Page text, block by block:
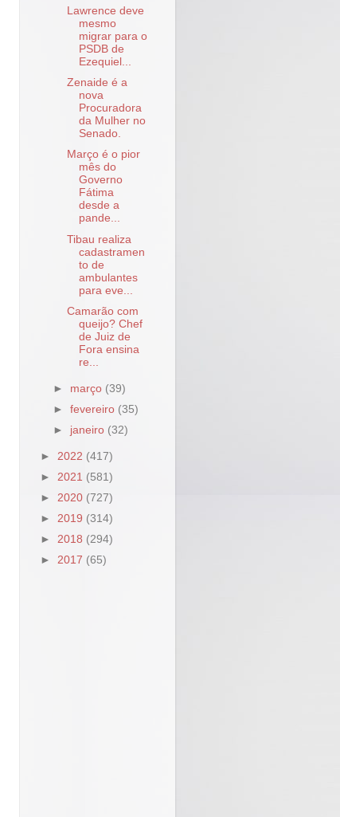
Lawrence deve
mesmo
migrar para o
PSDB de
Ezequiel...
Zenaide é a
nova
Procuradora
da Mulher no
Senado.
Março é o pior
mês do
Governo
Fátima
desde a
pande...
Tibau realiza
cadastramen
to de
ambulantes
para eve...
Camarão com
queijo? Chef
de Juiz de
Fora ensina
re...
► março (39)
►fevereiro (35)
► janeiro (32)
► 2022 (417)
► 2021 (581)
► 2020 (727)
► 2019 (314)
► 2018 (294)
► 2017 (65)